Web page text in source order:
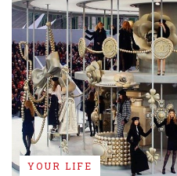
YOUR LIFE